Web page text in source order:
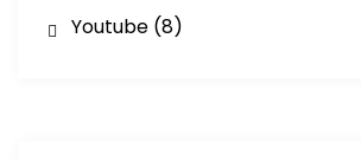
Youtube(8)